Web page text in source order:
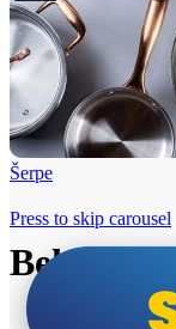
Šerpe
Beko i
Press to skip carousel